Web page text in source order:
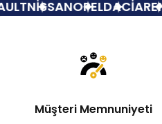
Hemen İncele
NİSSANOPELDACİA
Müşteri Memnuniyeti